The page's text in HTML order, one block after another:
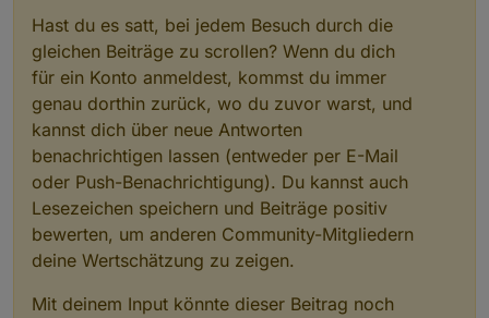
Hast du es satt, bei jedem Besuch durch die
gleichen Beiträge zu scrollen? Wenn du dich
für ein Konto anmeldest, kommst du immer
genau dorthin zurück, wo du zuvor warst, und
kannst dich über neue Antworten
benachrichtigen lassen (entweder per E-Mail
oder Push-Benachrichtigung). Du kannst auch
Lesezeichen speichern und Beiträge positiv
bewerten, um anderen Community-Mitgliedern
deine Wertschätzung zu zeigen.
Mit deinem Input könnte dieser Beitrag noch